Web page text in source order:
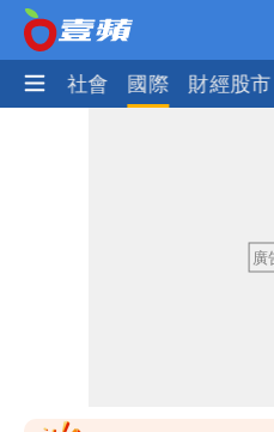
政治 社會 國際 財經股市
「終於能交代
白海豚颱風逼近